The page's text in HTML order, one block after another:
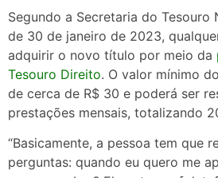
Segundo a Secretaria do Tesouro
de 30 de janeiro de 2023,
adquirir o novo título por meio da
Tesouro Direito. O valor mínimo
de cerca de R$ 30 e poderá ser
prestações mensais, totalizando
“Basicamente, a pessoa tem que
perguntas: quando eu quero me